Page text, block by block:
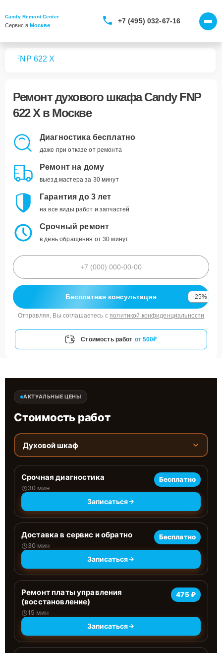
Candy Remont Center
Сервис в Москве
+7 (495) 032-67-16
FNP 622 X
Ремонтдухового шкафа Candy FNP
622 Xв Москве
Диагностика бесплатно
даже при отказе от ремонта
Ремонт на дому
выезд мастера за 30 минут
Гарантия до 3 лет
на все виды работ и запчастей
Срочный ремонт
в день обращения от 30 минут
Бесплатная консультация -25%
Отправляя, Вы соглашаетесь с политикой конфиденциальности
Стоимость работ от 500₽
АКТУАЛЬНЫЕ ЦЕНЫ
Стоимость работ
Духовой шкаф
Срочная диагностика
30 мин
Бесплатно
Записаться
Доставка в сервис и обратно
30 мин
Бесплатно
Записаться
Ремонт платы управления
(восстановление)
15 мин
475 ₽
Записаться